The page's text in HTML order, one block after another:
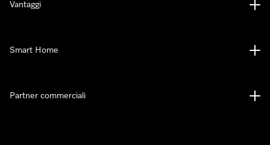
Vantaggi
Smart Home
Partner commerciali